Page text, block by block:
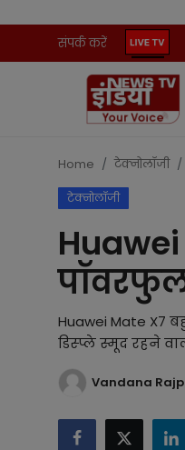
संपर्क करें
ख़ास रपट
संपर्क करें
मनोरंजन
टेक्नोलॉजी
Home टेक्नोलॉजी
टेक्नोलॉजी
Huawei Mate X7
डिस्प्ले स्मूद रहने
Vandana